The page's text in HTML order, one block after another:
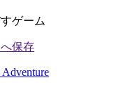
ゲーム